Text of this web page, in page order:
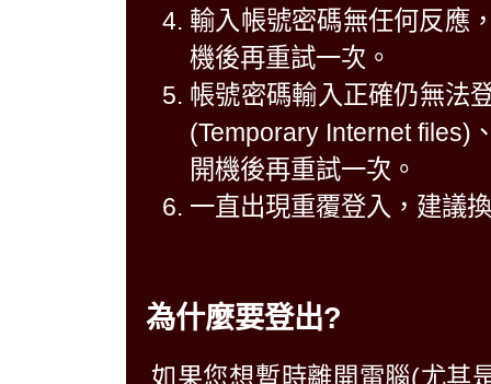
輸入帳號密碼無任何反應
機後再重試一次。
帳號密碼輸入正確仍無法
(Temporary Internet files)
開機後再重試一次。
一直出現重覆登入，建議
為什麼要登出?
如果您想暫時離開電腦(尤其